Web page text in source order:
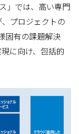
」では、高い専門
プロジェクトの
固有の課題解決
に向け、包括的